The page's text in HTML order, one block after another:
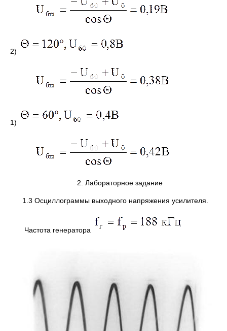
2)
1)
2. Лабораторное задание
1.3 Осциллограммы выходного напряжения усилителя.
Частота генератора